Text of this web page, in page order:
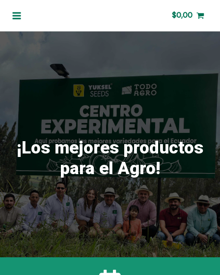
contenido
$0,00
¡Los mejores productos
para el Agro!